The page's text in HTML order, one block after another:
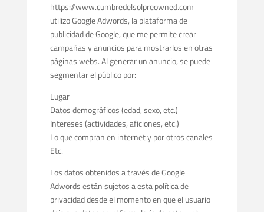
https://www.cumbredelsolpreowned.com
utilizo Google Adwords, la plataforma de
publicidad de Google, que me permite crear
campañas y anuncios para mostrarlos en otras
páginas webs. Al generar un anuncio, se puede
segmentar el público por:
Lugar
Datos demográficos (edad, sexo, etc.)
Intereses (actividades, aficiones, etc.)
Lo que compran en internet y por otros canales
Etc.
Los datos obtenidos a través de Google
Adwords están sujetos a esta política de
privacidad desde el momento en que el usuario